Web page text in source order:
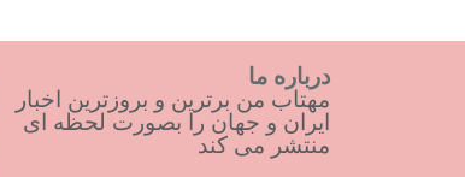
درباره ما
مهتاب من برترین و بروزترین اخبار
ایران و جهان را بصورت لحظه ای
منتشر می کند